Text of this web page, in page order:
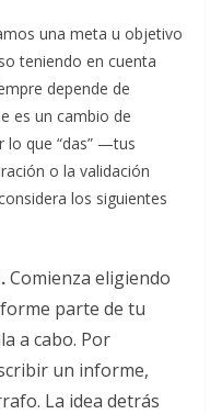
una meta u objetivo
teniendo en cuenta
depende de
es un cambio de
lo que “das” —tus
o la validación
los siguientes
Comienza eligiendo
parte de tu
a cabo. Por
un informe,
La idea detrás